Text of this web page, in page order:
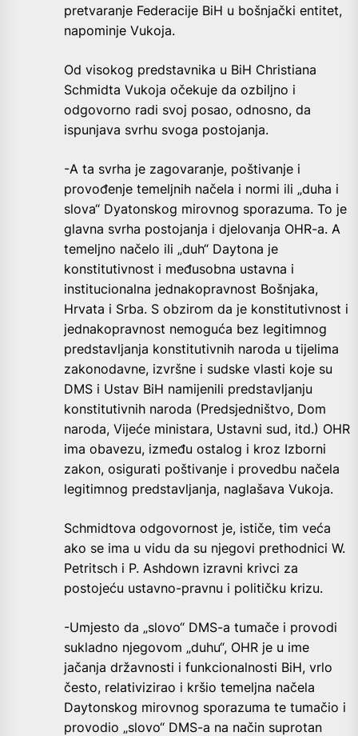
pretvaranje Federacije BiH u bošnjački entitet,
napominje Vukoja.
Od visokog predstavnika u BiH Christiana
Schmidta Vukoja očekuje da ozbiljno i
odgovorno radi svoj posao, odnosno, da
ispunjava svrhu svoga postojanja.
-A ta svrha je zagovaranje, poštivanje i
provođenje temeljnih načela i normi ili „duha i
slova“ Dyatonskog mirovnog sporazuma. To je
glavna svrha postojanja i djelovanja OHR-a. A
temeljno načelo ili „duh“ Daytona je
konstitutivnost i međusobna ustavna i
institucionalna jednakopravnost Bošnjaka,
Hrvata i Srba. S obzirom da je konstitutivnost i
jednakopravnost nemoguća bez legitimnog
predstavljanja konstitutivnih naroda u tijelima
zakonodavne, izvršne i sudske vlasti koje su
DMS i Ustav BiH namijenili predstavljanju
konstitutivnih naroda (Predsjedništvo, Dom
naroda, Vijeće ministara, Ustavni sud, itd.) OHR
ima obavezu, između ostalog i kroz Izborni
zakon, osigurati poštivanje i provedbu načela
legitimnog predstavljanja, naglašava Vukoja.
Schmidtova odgovornost je, ističe, tim veća
ako se ima u vidu da su njegovi prethodnici W.
Petritsch i P. Ashdown izravni krivci za
postojeću ustavno-pravnu i političku krizu.
-Umjesto da „slovo“ DMS-a tumače i provodi
sukladno njegovom „duhu“, OHR je u ime
jačanja državnosti i funkcionalnosti BiH, vrlo
često, relativizirao i kršio temeljna načela
Daytonskog mirovnog sporazuma te tumačio i
provodio „slovo“ DMS-a na način suprotan